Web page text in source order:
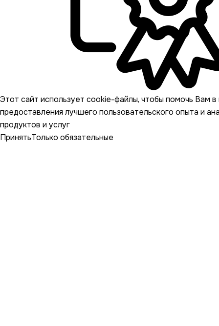
Этот сайт использует cookie-файлы, чтобы помочь Вам в
предоставления лучшего пользовательского опыта и
продуктов и услуг
ПринятьТолько обязательные